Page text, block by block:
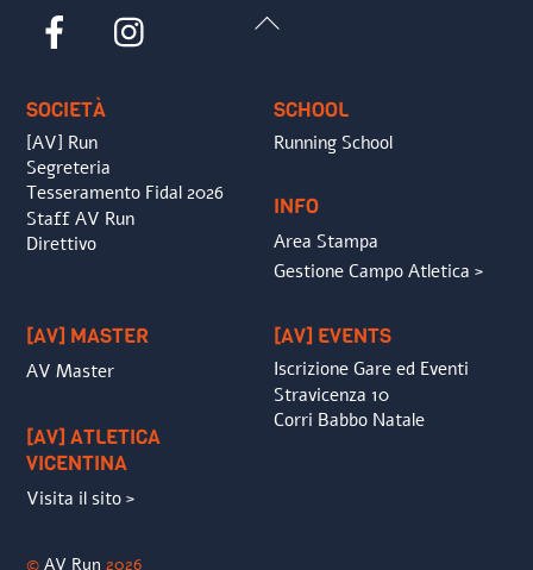
Back
Facebook
SOCIETÀ
[AV] Run
Segreteria
Tesseramento Fidal 2026
Staff AV Run
Direttivo
SCHOOL
Running School
INFO
Area Stampa
Gestione Campo Atletica >
[AV] MASTER
AV Master
[AV] ATLETICA
VICENTINA
Visita il sito >
[AV] EVENTS
Iscrizione Gare ed Eventi
Stravicenza 10
Corri Babbo Natale
©AV Run 2026